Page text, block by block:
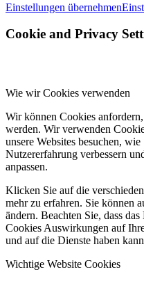
Einstellungen übernehmen
Cookie and Privacy
Wie wir Cookies verwenden
Wir können Cookies
werden. Wir verwenden
unsere Websites besuchen,
Nutzererfahrung verbessern
anpassen.
Klicken Sie auf die
mehr zu erfahren. Sie können
ändern. Beachten Sie, dass
Cookies Auswirkungen auf
und auf die Dienste haben
Wichtige Website Cookies